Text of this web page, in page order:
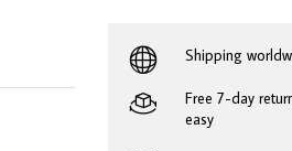
Shipping
Free 7-day
easy